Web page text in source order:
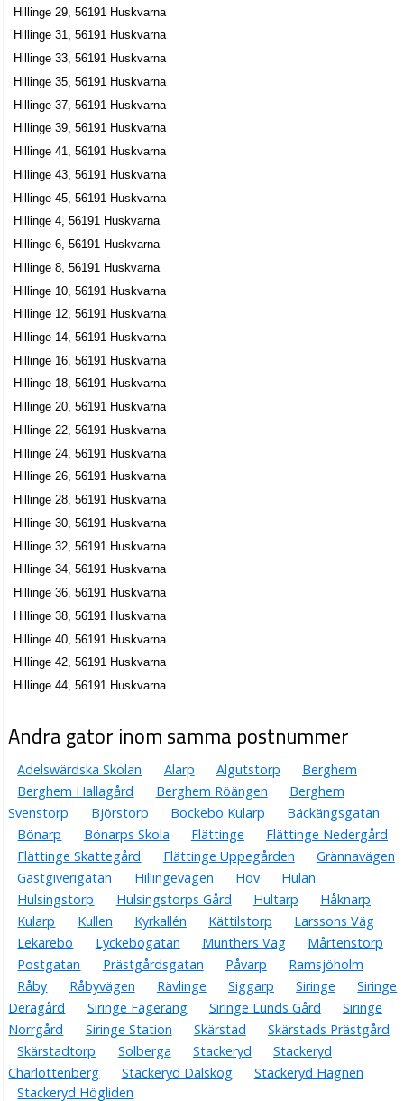
Hillinge 29, 56191 Huskvarna
Hillinge 31, 56191 Huskvarna
Hillinge 33, 56191 Huskvarna
Hillinge 35, 56191 Huskvarna
Hillinge 37, 56191 Huskvarna
Hillinge 39, 56191 Huskvarna
Hillinge 41, 56191 Huskvarna
Hillinge 43, 56191 Huskvarna
Hillinge 45, 56191 Huskvarna
Hillinge 4, 56191 Huskvarna
Hillinge 6, 56191 Huskvarna
Hillinge 8, 56191 Huskvarna
Hillinge 10, 56191 Huskvarna
Hillinge 12, 56191 Huskvarna
Hillinge 14, 56191 Huskvarna
Hillinge 16, 56191 Huskvarna
Hillinge 18, 56191 Huskvarna
Hillinge 20, 56191 Huskvarna
Hillinge 22, 56191 Huskvarna
Hillinge 24, 56191 Huskvarna
Hillinge 26, 56191 Huskvarna
Hillinge 28, 56191 Huskvarna
Hillinge 30, 56191 Huskvarna
Hillinge 32, 56191 Huskvarna
Hillinge 34, 56191 Huskvarna
Hillinge 36, 56191 Huskvarna
Hillinge 38, 56191 Huskvarna
Hillinge 40, 56191 Huskvarna
Hillinge 42, 56191 Huskvarna
Hillinge 44, 56191 Huskvarna
Andra gator inom samma postnummer
Adelswärdska Skolan Alarp Algutstorp
Berghem
Berghem Hallagård
Berghem Röängen
Berghem
Svenstorp
Björstorp Bockebo Kularp
Bäckängsgatan
Bönarp
Bönarps Skola Flättinge
Flättinge Nedergård
Flättinge Skattegård
Flättinge Uppegården
Grännavägen
Gästgiverigatan
Hillingevägen Hov
Hulan
Hulsingstorp
Hulsingstorps Gård Hultarp
Håknarp
Kularp
Kullen Kyrkallén Kättilstorp
Larssons Väg
Lekarebo
Lyckebogatan Munthers Väg
Mårtenstorp
Postgatan
Prästgårdsgatan Påvarp
Ramsjöholm
Råby
Råbyvägen Rävlinge Siggarp Siringe
Siringe
Deragård
Siringe Fageräng Siringe Lunds Gård
Siringe
Norrgård
Siringe Station Skärstad
Skärstads Prästgård
Skärstadtorp
Solberga Stackeryd
Stackeryd
Charlottenberg
Stackeryd Dalskog
Stackeryd Hägnen
Stackeryd Högliden